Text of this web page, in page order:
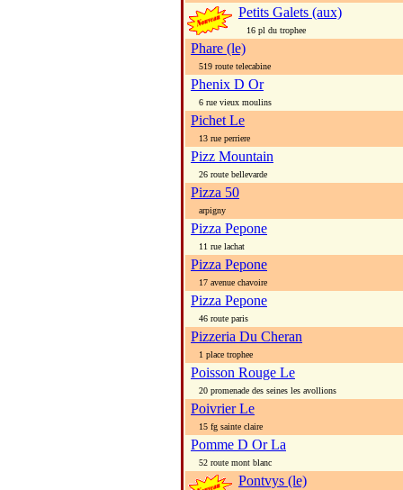
Petits Galets (aux)
16 pl du trophee
Phare (le)
519 route telecabine
Phenix D Or
6 rue vieux moulins
Pichet Le
13 rue perriere
Pizz Mountain
26 route bellevarde
Pizza 50
arpigny
Pizza Pepone
11 rue lachat
Pizza Pepone
17 avenue chavoire
Pizza Pepone
46 route paris
Pizzeria Du Cheran
1 place trophee
Poisson Rouge Le
20 promenade des seines les avollions
Poivrier Le
15 fg sainte claire
Pomme D Or La
52 route mont blanc
Pontvys (le)